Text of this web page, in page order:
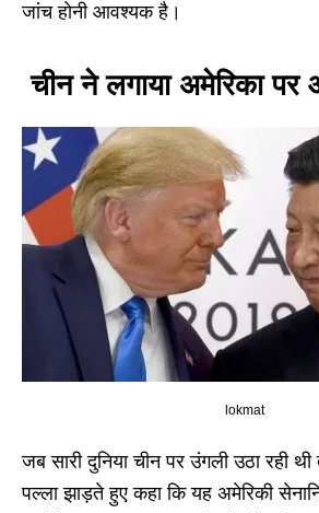
जांच होनी आवश्यक है।
चीन ने लगाया अमेरिका पर
lokmat
जब सारी दुनिया चीन पर उंगली उठा रही
पल्ला झाड़ते हुए कहा कि यह अमेरिकी